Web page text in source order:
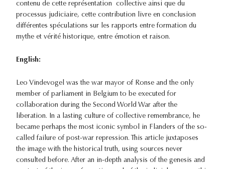
contenu de cette représentation collective ainsi que du
processus judiciaire, cette contribution livre en conclusion
différentes spéculations sur les rapports entre formation du
mythe et vérité historique, entre émotion et raison.
English:
Leo Vindevogel was the war mayor of Ronse and the only
member of parliament in Belgium to be executed for
collaboration during the Second World War after the
liberation. In a lasting culture of collective remembrance, he
became perhaps the most iconic symbol in Flanders of the so-
called failure of post-war repression. This article juxtaposes
the image with the historical truth, using sources never
consulted before. After an in-depth analysis of the genesis and